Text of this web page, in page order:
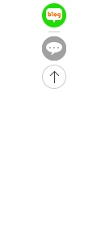
-20606초 전 >
-20557초 전 >
-17919초 전 >
-10092초 전 >
[
[속